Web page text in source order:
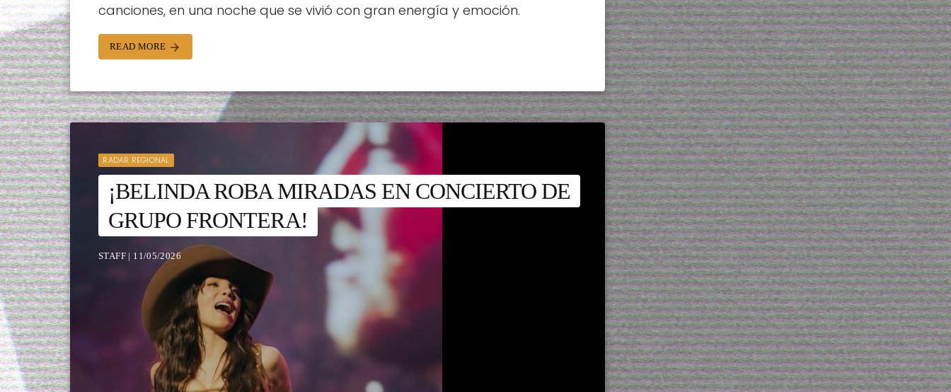
canciones, en una noche que se vivió con gran energía y emoción.
READ MORE arrow_forward
RADAR REGIONAL
¡BELINDA ROBA MIRADAS EN CONCIERTO DE
GRUPO FRONTERA!
STAFF | 11/05/2026